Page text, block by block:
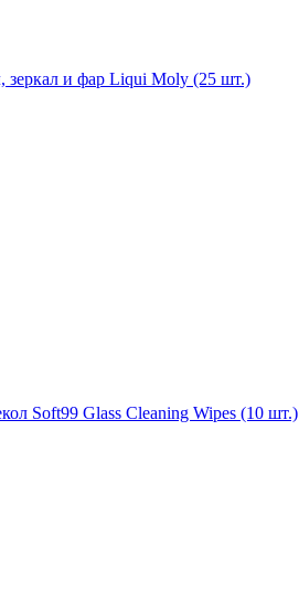
зеркал и фар Liqui Moly (25 шт.)
Soft99 Glass Cleaning Wipes (10 шт.)